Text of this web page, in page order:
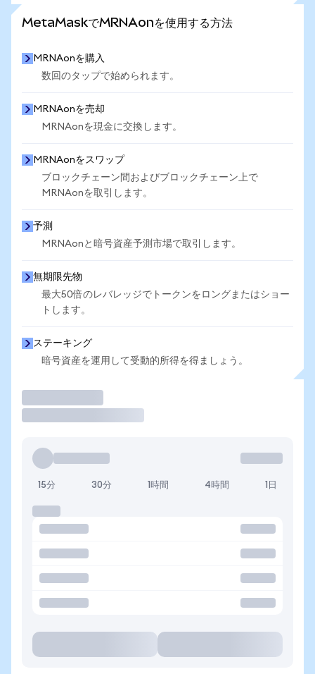
MetaMaskでMRNAonを使用する方法
MRNAonを購入
数回のタップで始められます。
MRNAonを売却
MRNAonを現金に交換します。
MRNAonをスワップ
ブロックチェーン間およびブロックチェーン上で
MRNAonを取引します。
予測
MRNAonと暗号資産予測市場で取引します。
無期限先物
最大50倍のレバレッジでトークンをロングまたはショー
トします。
ステーキング
暗号資産を運用して受動的所得を得ましょう。
15分 30分 1時間 4時間 1日